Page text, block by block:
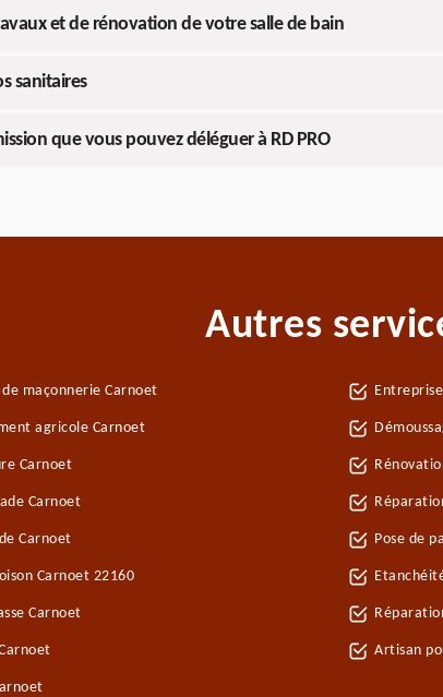
et de rénovation de votre salle de bain
sanitaires
que vous pouvez déléguer à RD PRO
Autres
maçonnerie Carnoet
agricole Carnoet
Carnoet
Carnoet
Carnoet
Carnoet 22160
Carnoet
Pose de
Artisan